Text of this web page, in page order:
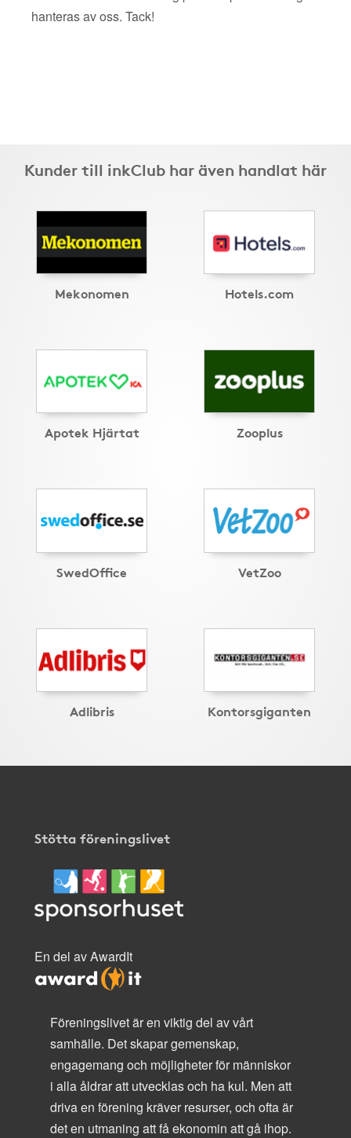
hanteras av oss. Tack!
Kunder till inkClub har även handlat här
Mekonomen Hotels.com
Apotek Hjärtat Zooplus
SwedOffice VetZoo
Adlibris Kontorsgiganten
Stötta föreningslivet
En del av AwardIt
Föreningslivet är en viktig del av vårt
samhälle. Det skapar gemenskap,
engagemang och möjligheter för människor
i alla åldrar att utvecklas och ha kul. Men att
driva en förening kräver resurser, och ofta är
det en utmaning att få ekonomin att gå ihop.